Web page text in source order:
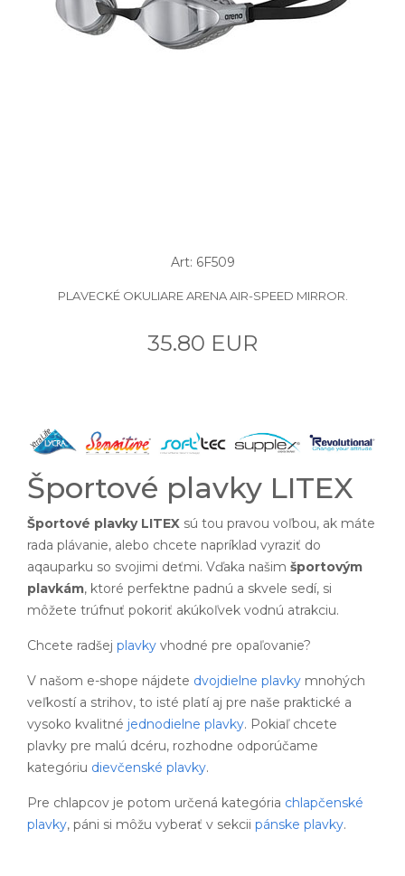
Art: 6F509
PLAVECKÉ OKULIARE ARENA AIR-SPEED MIRROR.
35.80 EUR
Športové plavky LITEX
Športové plavky LITEX sú tou pravou voľbou, ak máte
rada plávanie, alebo chcete napríklad vyraziť do
aqauparku so svojimi deťmi. Vďaka našim športovým
plavkám, ktoré perfektne padnú a skvele sedí, si
môžete trúfnuť pokoriť akúkoľvek vodnú atrakciu.
Chcete radšej plavky vhodné pre opaľovanie?
V našom e-shope nájdete dvojdielne plavky mnohých
veľkostí a strihov, to isté platí aj pre naše praktické a
vysoko kvalitné jednodielne plavky. Pokiaľ chcete
plavky pre malú dcéru, rozhodne odporúčame
kategóriu dievčenské plavky.
Pre chlapcov je potom určená kategória chlapčenské
plavky, páni si môžu vyberať v sekcii pánske plavky.